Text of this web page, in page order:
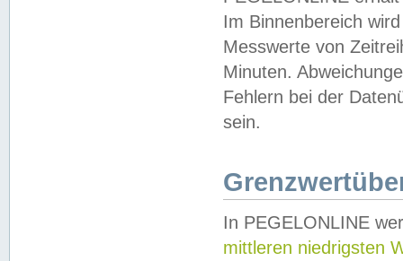
Im Binnenbereich
Messwerte von
Minuten.
Fehlern bei der
sein.
In PEGELONLINE
mittleren niedrigsten